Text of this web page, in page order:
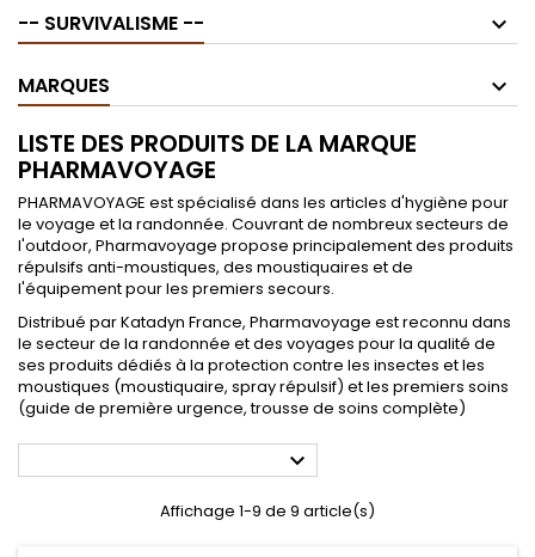
-- SURVIVALISME --
MARQUES
LISTE DES PRODUITS DE LA MARQUE
PHARMAVOYAGE
PHARMAVOYAGE est spécialisé dans les articles d'hygiène pour
le voyage et la randonnée. Couvrant de nombreux secteurs de
l'outdoor, Pharmavoyage propose principalement des produits
répulsifs anti-moustiques, des moustiquaires et de
l'équipement pour les premiers secours.
Distribué par Katadyn France, Pharmavoyage est reconnu dans
le secteur de la randonnée et des voyages pour la qualité de
ses produits dédiés à la protection contre les insectes et les
moustiques (moustiquaire, spray répulsif) et les premiers soins
(guide de première urgence, trousse de soins complète)

Affichage 1-9 de 9 article(s)